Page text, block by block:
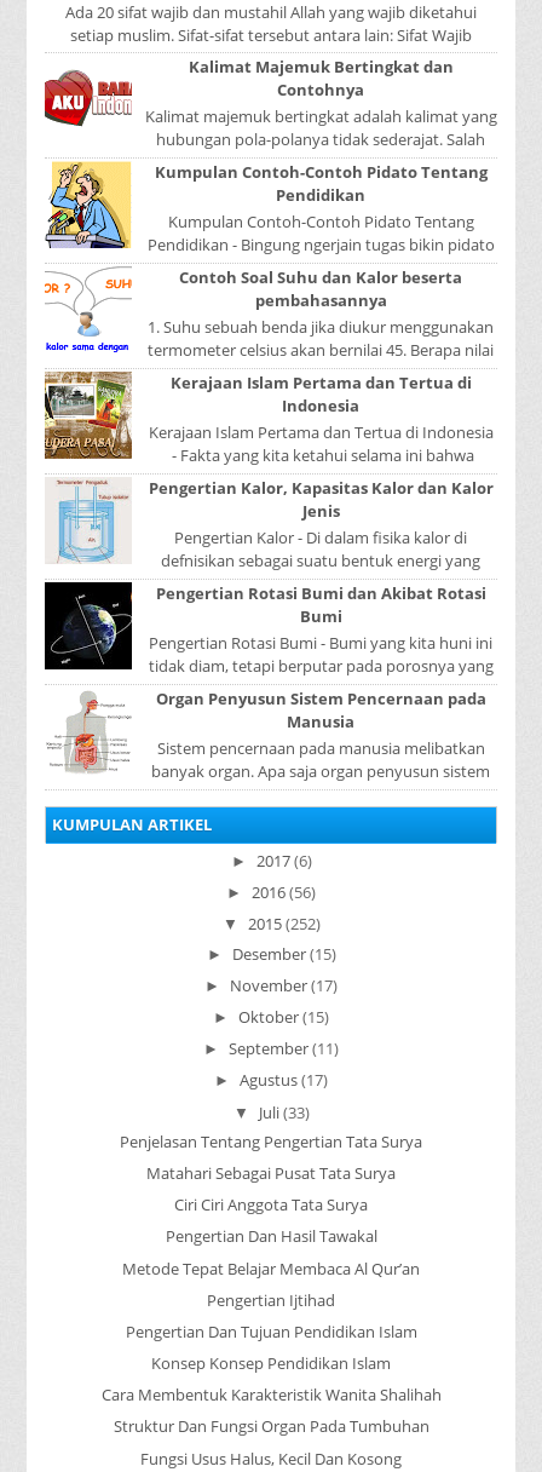
Ada 20 sifat wajib dan mustahil Allah yang wajib diketahui
setiap muslim. Sifat-sifat tersebut antara lain: Sifat Wajib
Tulisan A...
Kalimat Majemuk Bertingkat dan
Contohnya
Kalimat majemuk bertingkat adalah kalimat yang
hubungan pola-polanya tidak sederajat. Salah
satu pola menduduki sebagai induk kalimat, se...
Kumpulan Contoh-Contoh Pidato Tentang
Pendidikan
Kumpulan Contoh-Contoh Pidato Tentang
Pendidikan - Bingung ngerjain tugas bikin pidato
sekolah? Atau sedang nyari kumpulan contoh-
contoh ...
Contoh Soal Suhu dan Kalor beserta
pembahasannya
1. Suhu sebuah benda jika diukur menggunakan
termometer celsius akan bernilai 45. Berapa nilai
yang ditunjukkan oleh termometer Reamur, ...
Kerajaan Islam Pertama dan Tertua di
Indonesia
Kerajaan Islam Pertama dan Tertua di Indonesia
- Fakta yang kita ketahui selama ini bahwa
kerajaan Samudera Pasai merupakan kerajaan ...
Pengertian Kalor, Kapasitas Kalor dan Kalor
Jenis
Pengertian Kalor - Di dalam fisika kalor di
defnisikan sebagai suatu bentuk energi yang
dapat berpindah atau mengalir dari benda yang
...
Pengertian Rotasi Bumi dan Akibat Rotasi
Bumi
Pengertian Rotasi Bumi - Bumi yang kita huni ini
tidak diam, tetapi berputar pada porosnya yang
disebut rotasi bumi. Waktu yang diperlukan...
Organ Penyusun Sistem Pencernaan pada
Manusia
Sistem pencernaan pada manusia melibatkan
banyak organ. Apa saja organ penyusun sistem
pencernaan pada manusia ? Organ penyusun
KUMPULAN ARTIKEL
► 2017(6)
► 2016(56)
▼ 2015(252)
► Desember(15)
► November(17)
► Oktober(15)
► September(11)
► Agustus(17)
▼ Juli(33)
Penjelasan Tentang Pengertian Tata Surya
Matahari Sebagai Pusat Tata Surya
Ciri Ciri Anggota Tata Surya
Pengertian Dan Hasil Tawakal
Metode Tepat Belajar Membaca Al Qur’an
Pengertian Ijtihad
Pengertian Dan Tujuan Pendidikan Islam
Konsep Konsep Pendidikan Islam
Cara Membentuk Karakteristik Wanita Shalihah
Struktur Dan Fungsi Organ Pada Tumbuhan
Fungsi Usus Halus, Kecil Dan Kosong